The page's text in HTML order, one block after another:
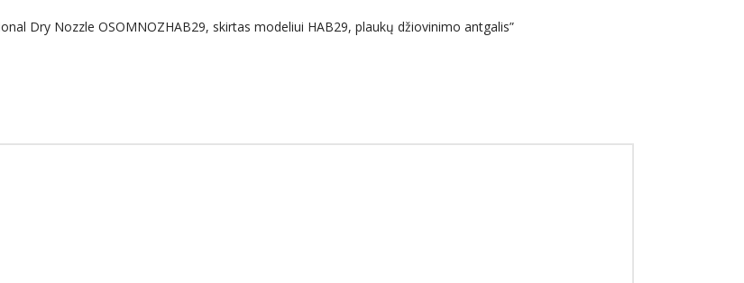
Dry Nozzle OSOMNOZHAB29, skirtas modeliui HAB29, plaukų džiovinimo antgalis”